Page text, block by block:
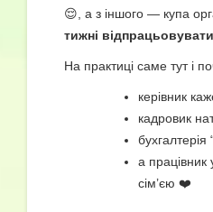
😌, а з іншого — купа
тижні
На практиці саме тут і
керівник
кадровик
бухгалтерія
а
сім’єю ❤️